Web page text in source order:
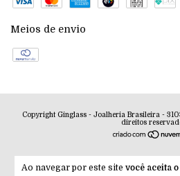
Ao navegar por este site você aceita
Meios de envio
Copyright Ginglass - Joalheria Brasileira -
direitos